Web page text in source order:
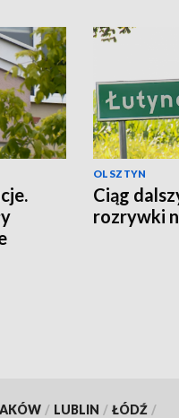
OLSZTYN
Ciąg
rozrywki
/ LUBLIN / ŁÓDŹ /